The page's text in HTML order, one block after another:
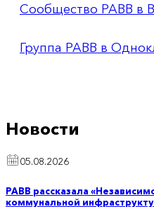
Сообщество РАВВ в
Группа РАВВ в
Новости
05.08.2026
РАВВ рассказала
коммунальной